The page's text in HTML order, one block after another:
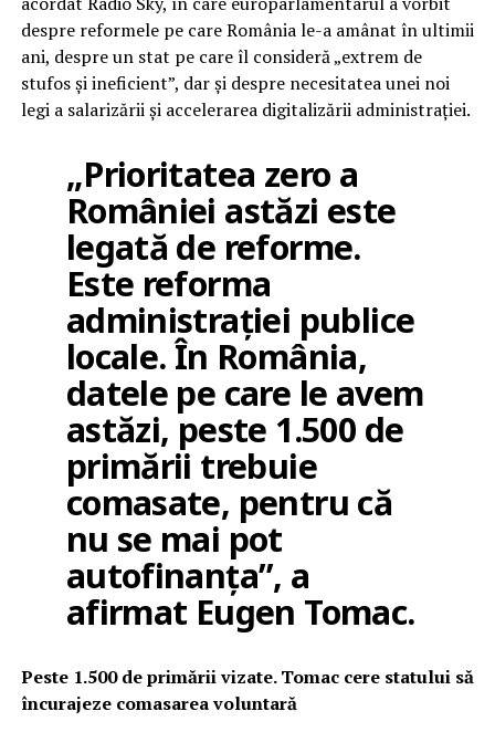
despre reformele pe care România le-a amânat în ultimii
ani, despre un stat pe care îl consideră „extrem de
stufos și ineficient”, dar și despre necesitatea unei noi
legi a salarizării și accelerarea digitalizării administrației.
„Prioritatea zero a
României astăzi este
legată de reforme.
Este reforma
administrației publice
locale. În România,
datele pe care le avem
astăzi, peste 1.500 de
primării trebuie
comasate, pentru că
nu se mai pot
autofinanța”, a
afirmat Eugen Tomac.
Peste 1.500 de primării vizate. Tomac cere statului să
încurajeze comasarea voluntară